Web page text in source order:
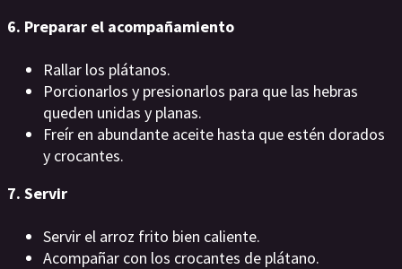
6. Preparar el acompañamiento
Rallar los plátanos.
Porcionarlos y presionarlos para que las hebras
queden unidas y planas.
Freír en abundante aceite hasta que estén dorados
y crocantes.
7. Servir
Servir el arroz frito bien caliente.
Acompañar con los crocantes de plátano.